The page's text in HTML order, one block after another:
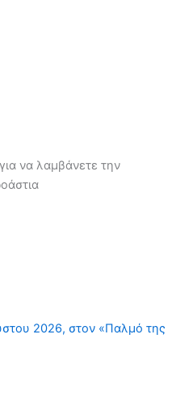
να λαμβάνετε την
2026, στον «Παλμό της